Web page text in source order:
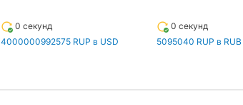
0 секунд
4000000992575 RUP в USD
0 секунд
5095040 RUP в RUB